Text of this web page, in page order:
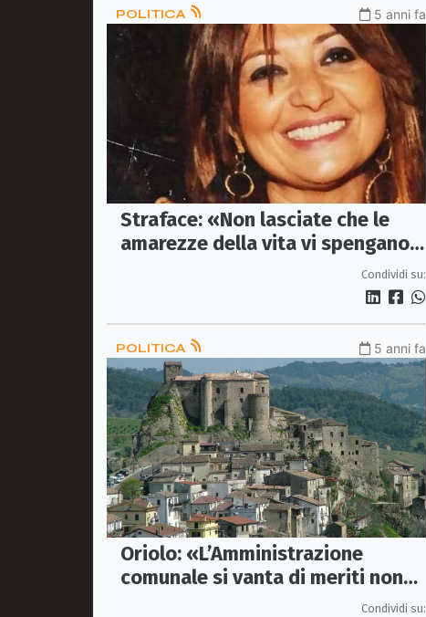
POLITICA 5 anni fa
Straface: «Non lasciate che le
amarezze della vita vi spengano.
Non abbandonate le vostreCondividi su:
POLITICA 5 anni fa
Oriolo: «L’Amministrazione
comunale si vanta di meriti non
Condividi su: